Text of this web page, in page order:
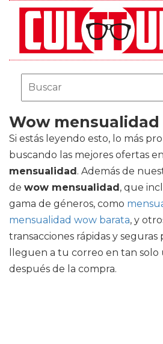
Wow mensualidad
Si estás leyendo esto, lo más
buscando las mejores ofertas en
mensualidad. Además de
de wow mensualidad, que
gama de géneros, como
mensualidad wow barata, y
transacciones rápidas y seguras
lleguen a tu correo en tan
después de la compra.